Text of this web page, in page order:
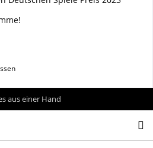
aus einer Hand